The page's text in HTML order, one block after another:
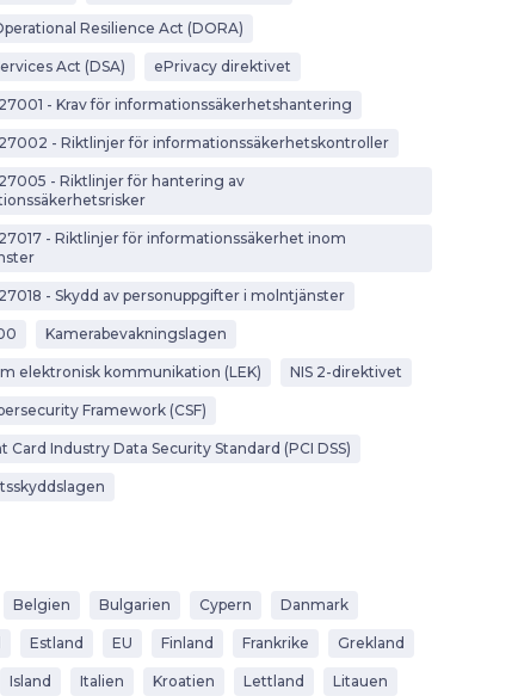
Resilience Act (DORA)
Act (DSA) ePrivacy direktivet
27001 - Krav för informationssäkerhetshantering
27002 - Riktlinjer för informationssäkerhetskontroller
27005 - Riktlinjer för hantering av
27017 - Riktlinjer för informationssäkerhet inom
- Skydd av personuppgifter i molntjänster
Kamerabevakningslagen
elektronisk kommunikation (LEK) NIS 2-direktivet
Framework (CSF)
Card Industry Data Security Standard (PCI DSS)
Belgien Bulgarien Cypern Danmark
Estland EU Finland Frankrike Grekland
Island Italien Kroatien Lettland Litauen